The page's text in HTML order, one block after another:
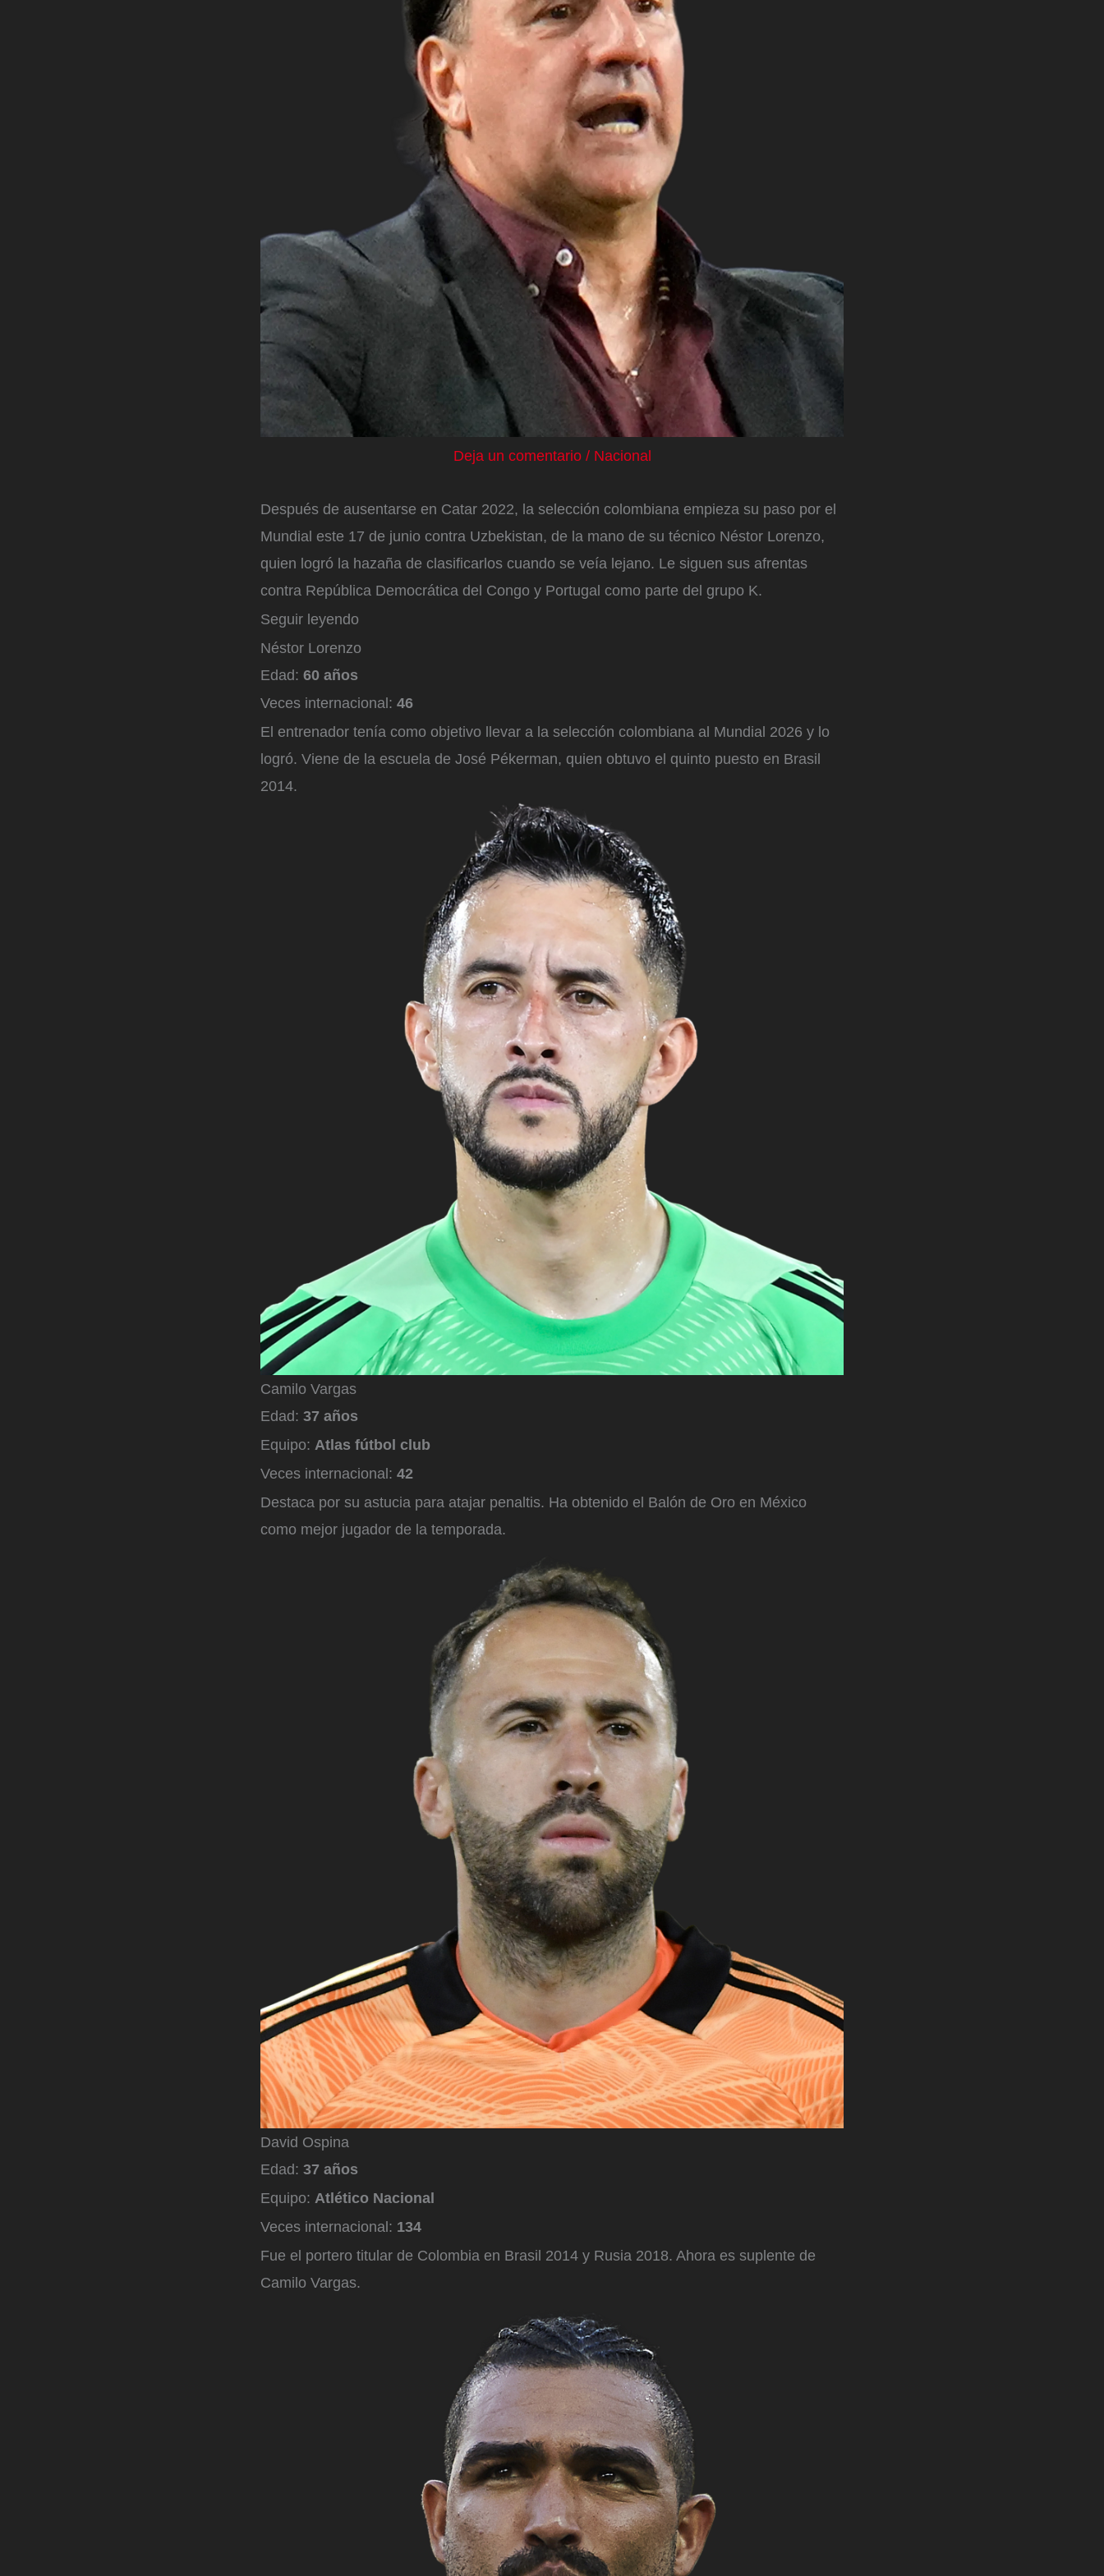
Deja un comentario / Nacional
Después de ausentarse en Catar 2022, la selección colombiana empieza su paso por el
Mundial este 17 de junio contra Uzbekistan, de la mano de su técnico Néstor Lorenzo,
quien logró la hazaña de clasificarlos cuando se veía lejano. Le siguen sus afrentas
contra República Democrática del Congo y Portugal como parte del grupo K.
Seguir leyendo
Néstor Lorenzo
Edad: 60 años
Veces internacional: 46
El entrenador tenía como objetivo llevar a la selección colombiana al Mundial 2026 y lo
logró. Viene de la escuela de José Pékerman, quien obtuvo el quinto puesto en Brasil
2014.
Camilo Vargas
Edad: 37 años
Equipo: Atlas fútbol club
Veces internacional: 42
Destaca por su astucia para atajar penaltis. Ha obtenido el Balón de Oro en México
como mejor jugador de la temporada.
David Ospina
Edad: 37 años
Equipo: Atlético Nacional
Veces internacional: 134
Fue el portero titular de Colombia en Brasil 2014 y Rusia 2018. Ahora es suplente de
Camilo Vargas.